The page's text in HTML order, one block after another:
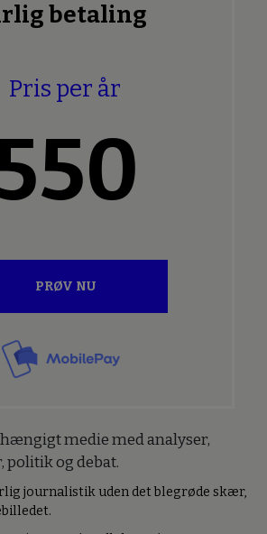
betaling
Pris per år
PRØV NU
medie med analyser,
politik og debat.
journalistik uden det blegrøde skær,